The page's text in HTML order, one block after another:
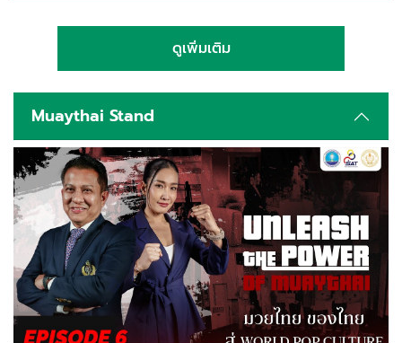
ดูเพิ่มเติม
Muaythai Stand